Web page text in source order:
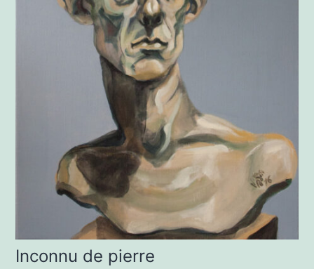
Inconnu de pierre